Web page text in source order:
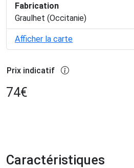
Fabrication
Graulhet (Occitanie)
Afficher la carte
Prix indicatif
74€
Caractéristiques